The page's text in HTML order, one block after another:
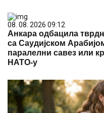
08. 08. 2026 09:12
Анкара одбацила
са Саудијском
паралелни савез или
НАТО-у